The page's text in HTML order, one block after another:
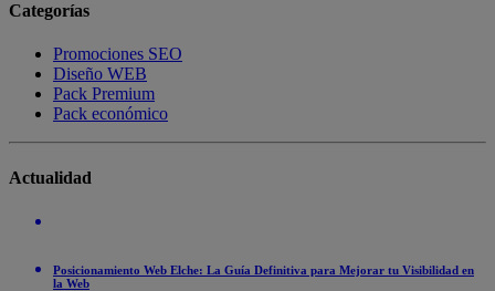
Categorías
Promociones SEO
Diseño WEB
Pack Premium
Pack económico
Actualidad
Posicionamiento Web Elche: La Guía Definitiva para Mejorar tu Visibilidad en
la Web